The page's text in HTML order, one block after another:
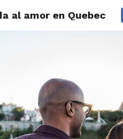
al amor en Quebec